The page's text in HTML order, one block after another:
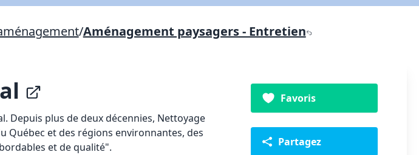
/Aménagement paysagers - Entretien
Depuis plus de deux décennies, Nettoyage
Québec et des régions environnantes, des
et de qualité".
Favoris
Partagez
dans courriel)